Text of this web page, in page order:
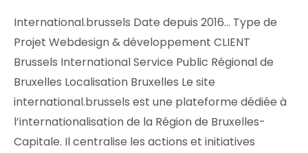
International.brussels Date depuis 2016… Type de
Projet Webdesign & développement CLIENT
Brussels International Service Public Régional de
Bruxelles Localisation Bruxelles Le site
international.brussels est une plateforme dédiée à
l’internationalisation de la Région de Bruxelles-
Capitale. Il centralise les actions et initiatives